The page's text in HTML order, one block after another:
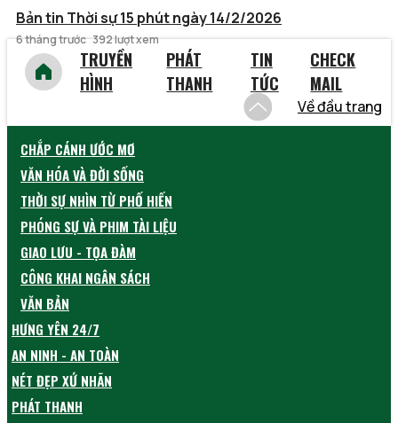
Bản tin Thời sự 15 phút ngày 14/2/2026
6 tháng trước 392 lượt xem
TRUYỀN
HÌNH
PHÁT
THANH
TIN
TỨC
CHECK
MAIL
Về đầu trang
CHẮP CÁNH ƯỚC MƠ
VĂN HÓA VÀ ĐỜI SỐNG
THỜI SỰ NHÌN TỪ PHỐ HIẾN
PHÓNG SỰ VÀ PHIM TÀI LIỆU
GIAO LƯU - TỌA ĐÀM
CÔNG KHAI NGÂN SÁCH
VĂN BẢN
HƯNG YÊN 24/7
AN NINH - AN TOÀN
NÉT ĐẸP XỨ NHÃN
PHÁT THANH